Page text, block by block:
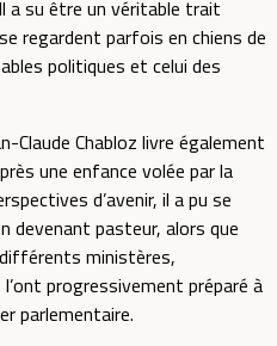
a su être un véritable trait
regardent parfois en chiens de
politiques et celui des
Claude Chabloz livre également
une enfance volée par la
d’avenir, il a pu se
devenant pasteur, alors que
ministères,
progressivement préparé à
parlementaire.